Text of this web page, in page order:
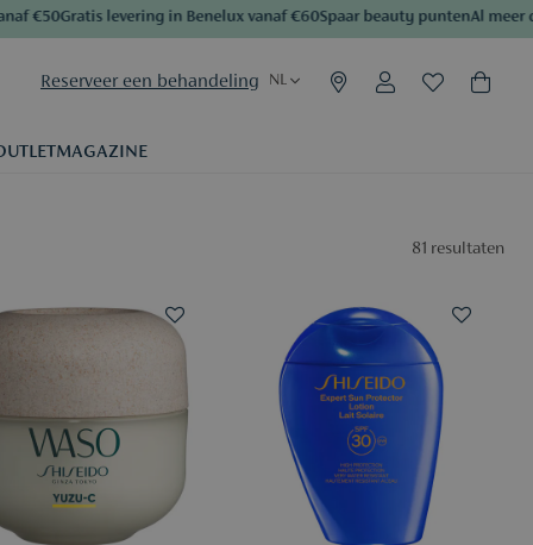
Gratis levering in Benelux vanaf €60Spaar beauty puntenAl meer dan
Reserveer een behandeling NL
MAGAZINE
81 resultaten